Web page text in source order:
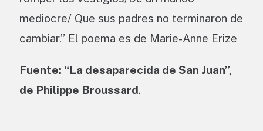
mediocre/ Que sus padres no terminaron de
cambiar.” El poema es de Marie-Anne Erize
Fuente: “La desaparecida de San Juan”,
de Philippe Broussard.